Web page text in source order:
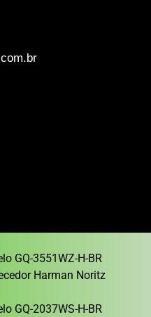
GQ-3551WZ-H-BR
Harman Noritz
GQ-2037WS-H-BR